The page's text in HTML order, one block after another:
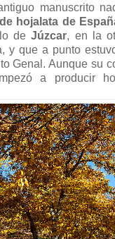
manuscrito
hojalata de
deJúzcar, en la
y que a punto
Genal. Aunque su
a producir